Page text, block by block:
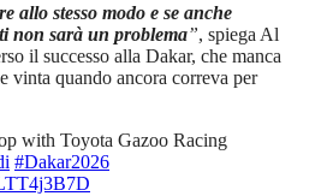
allo stesso modo e se anche
non sarà un problema”, spiega Al
il successo alla Dakar, che manca
vinta quando ancora correva per
with Toyota Gazoo Racing
#Dakar2026